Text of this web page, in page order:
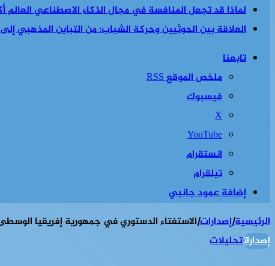
لماذا قد تجعل المنافسة في مجال الذكاء الاصطناعي العالم
العلاقة بين الحوثيين وحركة الشباب: من التباين المذهبي إلى
تابعنا
ملخص الموقع RSS
فيسبوك
‫X
‫YouTube
انستقرام
تيلقرام
إضافة عمود جانبي
الرئيسية|إصدارات|الاستفتاء الدستوري في جمهورية إفريقيا
إصداراتتحليلات